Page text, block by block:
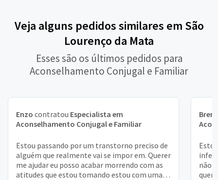
Veja alguns pedidos similares em São
Lourenço da Mata
Esses são os últimos pedidos para
Aconselhamento Conjugal e Familiar
Enzo contratou Especialista em
Aconselhamento Conjugal e Familiar
Estou passando por um transtorno preciso de
alguém que realmente vai se impor em. Querer
me ajudar eu posso acabar morrendo com as
atitudes que estou tomando estou com uma
não